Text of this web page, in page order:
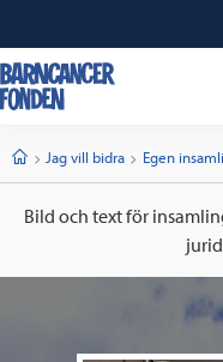
StartJag vill bidra Egen
Bild och text för